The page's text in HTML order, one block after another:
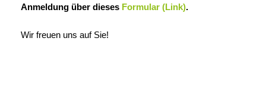
Anmeldung über dieses Formular (Link).
Wir freuen uns auf Sie!